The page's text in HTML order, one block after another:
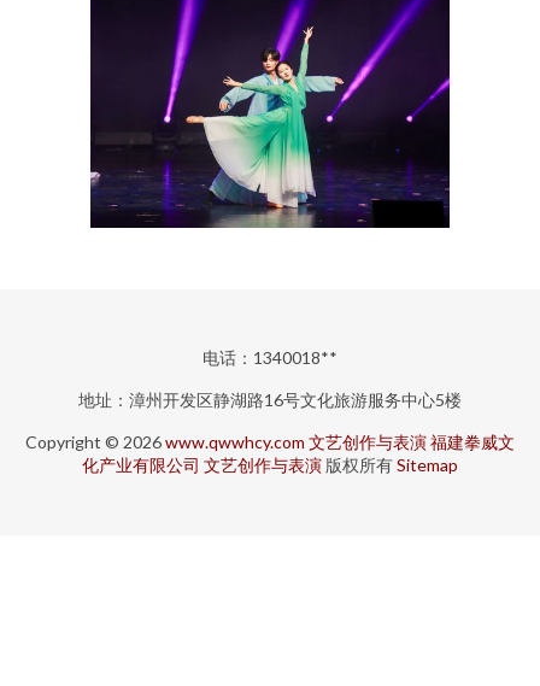
电话：1340018**
地址：漳州开发区静湖路16号文化旅游服务中心5楼
Copyright © 2026www.qwwhcy.com 文艺创作与表演福建拳威文
化产业有限公司 文艺创作与表演 版权所有Sitemap